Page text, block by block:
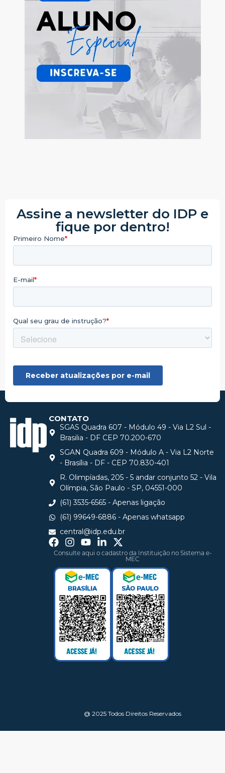
Assine a newsletter do IDP e
fique por dentro!
CONTATO
SGAS Quadra 607 - Módulo 49 - Via L2 Sul -
Brasilia - DF CEP 70.200-670
SGAN Quadra 609 - Módulo A - Via L2 Norte
- Brasília - DF - CEP 70.830-401
R. Olimpíadas, 205 - 5 andar conjunto 52 - Vila
Olímpia, São Paulo - SP, 04551-000
(61) 3535-6565 - Apenas ligação
(61) 99649-6886 - Apenas whatsapp
central@idp.edu.br
Consulte aqui o cadastro da Instituição no Sistema e-
MEC
@ 2025 Todos Direitos Reservados